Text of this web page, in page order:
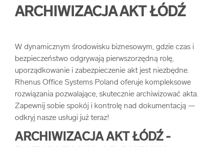
USŁUGI
Niszczenie nośników informacji arrow_forward
Archiwizowanie dokumentów arrow_forward
Przechowywanie dokumentacji
ARCHIWIZACJA AKT ŁÓDŹ
W dynamicznym środowisku biznesowym, gdzie czas i
bezpieczeństwo odgrywają pierwszorzędną rolę,
uporządkowanie i zabezpieczenie akt jest niezbędne.
Rhenus Office Systems Poland oferuje kompleksowe
rozwiązania pozwalające, skutecznie archiwizować akta.
Zapewnij sobie spokój i kontrolę nad dokumentacją —
odkryj nasze usługi już teraz!
ARCHIWIZACJA AKT ŁÓDŹ -